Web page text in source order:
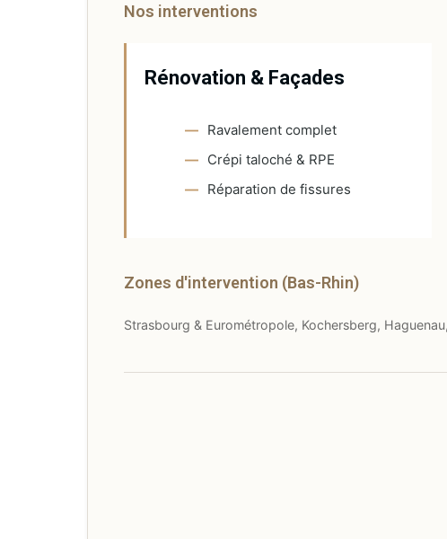
Nos interventions
Rénovation & Façades
Ravalement complet
Crépi taloché & RPE
Réparation de fissures
Zones d'intervention (Bas-Rhin)
Strasbourg & Eurométropole, Kochersberg,